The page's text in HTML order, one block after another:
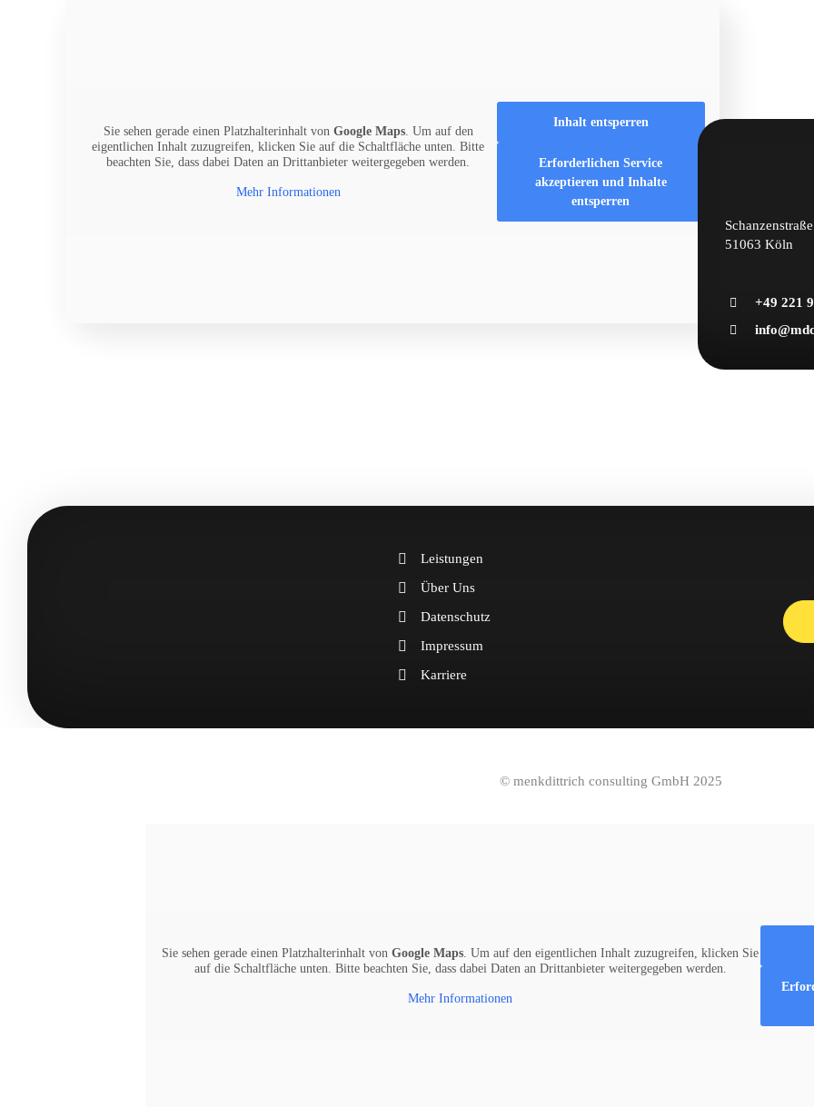
Sie sehen gerade einen Platzhalterinhalt von Google Maps. Um auf den
eigentlichen Inhalt zuzugreifen, klicken Sie auf die Schaltfläche unten. Bitte
beachten Sie, dass dabei Daten an Drittanbieter weitergegeben werden.
Mehr Informationen
Inhalt entsperren
Erforderlichen Service
akzeptieren und Inhalte
entsperren
51063 Köln
+49 221
Leistungen
Über Uns
Datenschutz
Impressum
Karriere
© menkdittrich consulting GmbH 2025
Sie sehen gerade einen Platzhalterinhalt vonGoogle Maps . Um auf den eigentlichen Inhalt zuzugreifen, klicken Sie
auf die Schaltfläche unten. Bitte beachten Sie, dass dabei Daten an Drittanbieter weitergegeben werden.
Mehr Informationen